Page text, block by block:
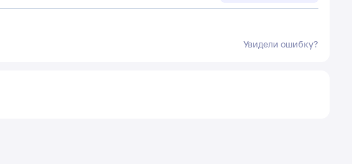
Увидели ошибку?